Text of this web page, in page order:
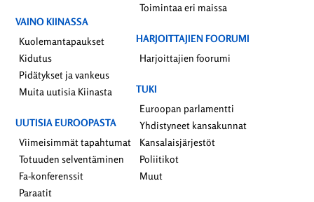
VAINO KIINASSA
Kuolemantapaukset
Kidutus
Pidätykset ja vankeus
Muita uutisia Kiinasta
UUTISIA EUROOPASTA
Viimeisimmät tapahtumat
Totuuden selventäminen
Fa-konferenssit
Paraatit
Toimintaa eri maissa
HARJOITTAJIEN FOORUMI
Harjoittajien foorumi
TUKI
Euroopan parlamentti
Yhdistyneet kansakunnat
Kansalaisjärjestöt
Poliitikot
Muut